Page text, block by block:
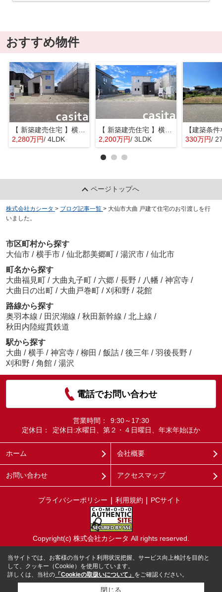
おすすめ物件
【 新築建売住宅 】横手市八幡字長者町No58 横手北小学校区のオール電化 4LDK
2,280万円/ 4LDK
【 新築建売住宅 】横手市八幡字長者町No50 横手北小学校区のオール電化 3LDK
2,200万円/ 3LDK 330万円/
ページトップへ
株式会社カシータ > ブログ記事一覧 > 大仙市大曲 戸建て住宅のお引渡しを行
いました。
市区町村から探す
大仙市 / 横手市 / 仙北郡美郷町 / 湯沢市 / 仙北市
町名から探す
大曲福見町 / 大曲丸子町 / 六郷 / 長野 / 八幡 / 神宮寺 /
大曲日の出町 / 大曲戸巻町 / 刈和野 / 花館
路線から探す
奥羽本線 / 田沢湖線 / 秋田新幹線 / 北上線 /
秋田内陸縦貫鉄道
駅から探す
大曲 / 横手 / 神宮寺 / 柳田 / 飯詰 / 後三年 / 羽後長野 /
刈和野 / 角館 / 湯沢
電話でお問い合わせ
営業時間：
9:30～17:30
定休日：
定休日:水曜日、第２・４日曜日、年末年始ほか
ホーム 会社概要
お問い合わせ アクセスマップ
プライバシーポリシー 利用規約 PCサイト
Copyright(c) 株式会社カシータ All rights reserved.
当サイトでは、お客様の当サイト利用状況把握、サービス向上検討を目的と
して、クッキー（Cookie）を使用しています。
詳しくは、当社の 「Cookieの取扱いについて」 をご確認ください。
閉じる